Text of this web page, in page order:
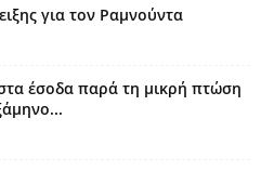
για τον Ραμνούντα
έσοδα παρά τη μικρή πτώση